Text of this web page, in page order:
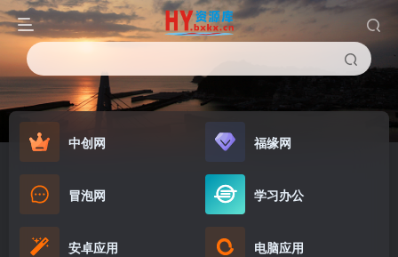
中创网 福缘网
冒泡网 学习办公
安卓应用 电脑应用